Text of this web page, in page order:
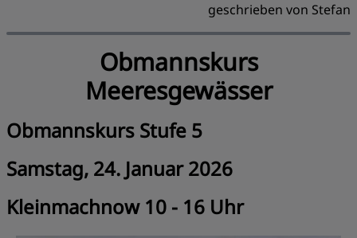
geschrieben von Stefan
Obmannskurs
Meeresgewässer
Obmannskurs Stufe 5
Samstag, 24. Januar 2026
Kleinmachnow 10 - 16 Uhr